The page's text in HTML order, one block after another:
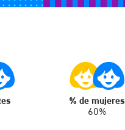
% de mujeres
60%